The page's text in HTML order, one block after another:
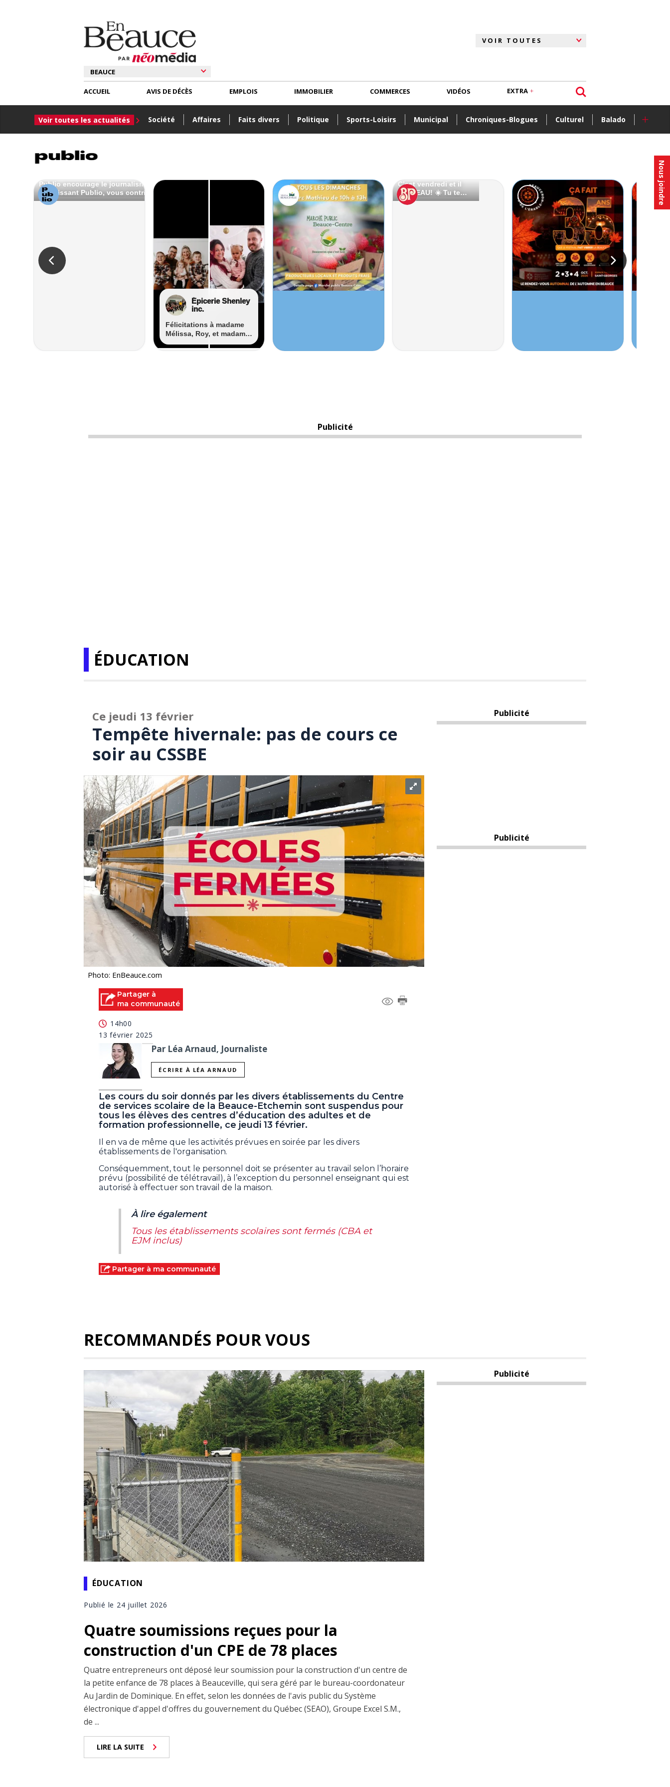
Nous joindre
ACCUEIL
Voir toutes les actualités Société Affaires Faits divers Politique Sports-Loisirs Municipal Chroniques-Blogues Culturel Balado +
AVIS DE DÉCÈS EMPLOIS IMMOBILIER COMMERCES VIDÉOS EXTRA
Publicité
ÉDUCATION
Ce jeudi 13 février
Tempête hivernale: pas de cours ce
soir au CSSBE
Photo: EnBeauce.com
Partager à
ma communauté
14h00
13 février 2025
Par Léa Arnaud, Journaliste
ÉCRIRE À LÉA ARNAUD
Les cours du soir donnés par les divers établissements du Centre
de services scolaire de la Beauce-Etchemin sont suspendus pour
tous les élèves des centres d’éducation des adultes et de
formation professionnelle, ce jeudi 13 février.
Il en va de même que les activités prévues en soirée par les divers
établissements de l'organisation.
Conséquemment, tout le personnel doit se présenter au travail selon l’horaire
prévu (possibilité de télétravail), à l’exception du personnel enseignant qui est
autorisé à effectuer son travail de la maison.
À lire également
Tous les établissements scolaires sont fermés (CBA et
EJM inclus)
Partager à ma communauté
Publicité
Publicité
RECOMMANDÉS POUR VOUS
ÉDUCATION
Publié le 24 juillet 2026
Quatre soumissions reçues pour la
construction d'un CPE de 78 places
Quatre entrepreneurs ont déposé leur soumission pour la construction d'un centre de
la petite enfance de 78 places à Beauceville, qui sera géré par le bureau-coordonateur
Au Jardin de Dominique. En effet, selon les données de l'avis public du Système
électronique d'appel d'offres du gouvernement du Québec (SEAO), Groupe Excel S.M.,
de ...
LIRE LA SUITE
Publicité